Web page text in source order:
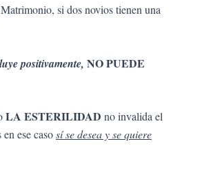
si dos novios tienen una
positivamente, NO PUEDE
LA ESTERILIDAD no invalida el
ese casosí se desea y se quiere